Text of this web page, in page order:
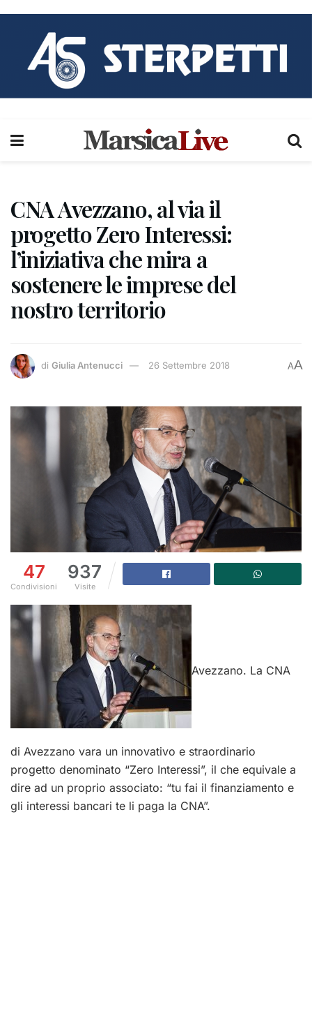
CNA Avezzano, al via il
progetto Zero Interessi:
l’iniziativa che mira a
sostenere le imprese del
nostro territorio
di Giulia Antenucci 26 Settembre 2018 AA
47
Condivisioni
937
Visite
Avezzano. La CNA
di Avezzano vara un innovativo e straordinario
progetto denominato “Zero Interessi”, il che equivale a
dire ad un proprio associato: “tu fai il finanziamento e
gli interessi bancari te li paga la CNA”.